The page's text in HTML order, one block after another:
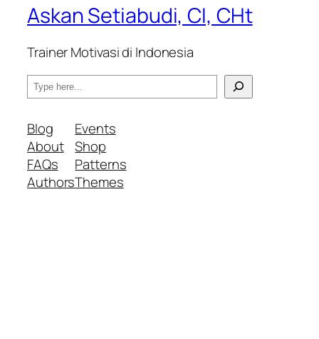
Askan Setiabudi, CI, CHt
Trainer Motivasi di Indonesia
S
e
r
c
h
Blog
About
FAQs
Authors
Events
Shop
Patterns
Themes